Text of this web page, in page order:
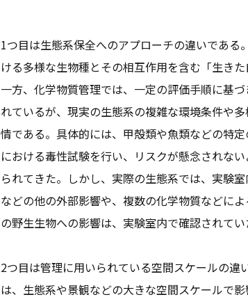
1つ目は生態系保全へのアプローチの違いであ
ける多様な生物種とその相互作用を含む「生き
一方、化学物質管理では、一定の評価手順に基
れているが、現実の生態系の複雑な環境条件や
情である。具体的には、甲殻類や魚類などの特
における毒性試験を行い、リスクが懸念されな
られてきた。しかし、実際の生態系では、実験
などの他の外部影響や、複数の化学物質などに
の野生生物への影響は、実験室内で確認されて
2つ目は管理に用いられている空間スケールの
は、生態系や景観などの大きな空間スケールで